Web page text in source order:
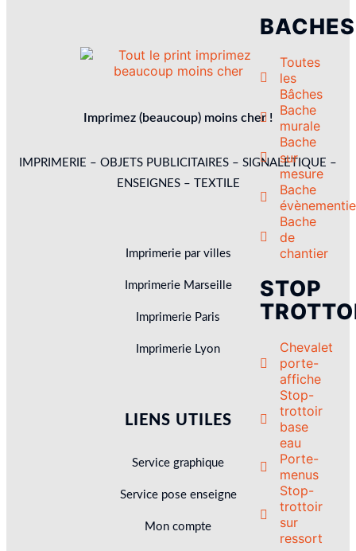
BACHES
Toutes
les
Bâches
Bache
murale
Bache
sur
mesure
Bache
Bache
de
chantier
STOP
Chevalet
porte-
affiche
Stop-
trottoir
base
eau
Porte-
menus
Stop-
trottoir
sur
ressort
Imprimez (beaucoup) moins cher !
IMPRIMERIE – OBJETS PUBLICITAIRES – SIGNALETIQUE –
ENSEIGNES – TEXTILE
Imprimerie par villes
Imprimerie Marseille
Imprimerie Paris
Imprimerie Lyon
LIENS UTILES
Service graphique
Service pose enseigne
Mon compte